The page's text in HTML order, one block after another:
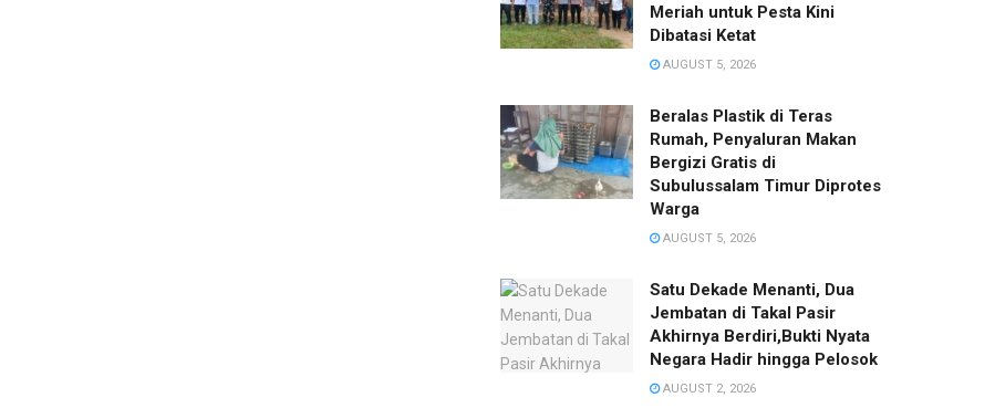
Meriah untuk Pesta Kini
Dibatasi Ketat‎
AUGUST 5, 2026
Beralas Plastik di Teras
Rumah, Penyaluran Makan
Bergizi Gratis di
Subulussalam Timur Diprotes
Warga
AUGUST 5, 2026
Satu Dekade Menanti, Dua
Jembatan di Takal Pasir
Akhirnya Berdiri,Bukti Nyata
Negara Hadir hingga Pelosok‎
AUGUST 2, 2026